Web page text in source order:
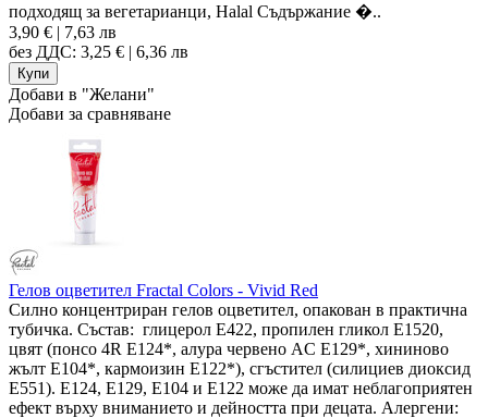
подходящ за вегетарианци, Halal Съдържание �..
3,90 € | 7,63 лв
без ДДС: 3,25 € | 6,36 лв
Добави в "Желани"
Добави за сравняване
Гелов оцветител Fractal Colors - Vivid Red
Силно концентриран гелов оцветител, опакован в практична
тубичка. Състав: глицерол E422, пропилен гликол E1520,
цвят (понсо 4R E124*, алура червено AC E129*, хининово
жълт E104*, кармоизин E122*), сгъстител (силициев диоксид
E551). Е124, Е129, Е104 и Е122 може да имат неблагоприятен
ефект върху вниманието и дейността при децата. Алергени: